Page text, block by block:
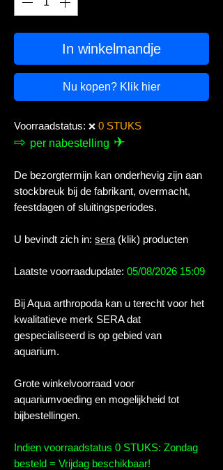
In winkelmandje
Nu kopen? Klik hier
Voorraadstatus: ❌ 0 STUKS
⇨ per nabestelling ✈
De bezorgtermijn kan onderhevig zijn aan
stockbreuk bij de fabrikant, overmacht,
feestdagen of sluitingsperiodes.
U bevindt zich in: sera (klik) producten
Laatste voorraadupdate: 05/08/2026 15:09
Bij Aqua arthropoda kan u terecht voor het
kwalitatieve merk SERA dat
gespecialiseerd is op gebied van
aquarium.
Grote winkelvoorraad voor
aquariumvoeding en mogelijkheid tot
bijbestellingen.
Indien voorraadstatus 0 STUKS: Zondag
besteld = Vrijdag beschikbaar!